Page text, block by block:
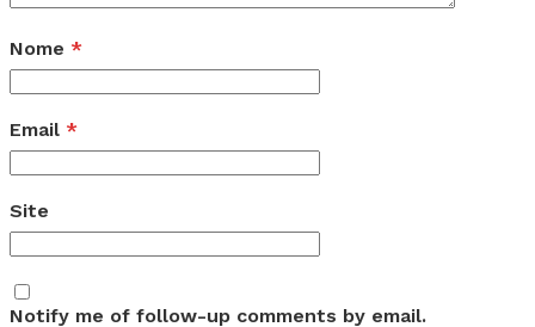
Nome *
Email *
Site
Notify me of follow-up comments by email.